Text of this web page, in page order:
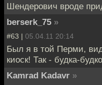
Шендерович вроде
berserk_75 »
#63 | 05.04.11 20:14
Был я в той Перми,
киоск! Так - будка-
Kamrad Kadavr »